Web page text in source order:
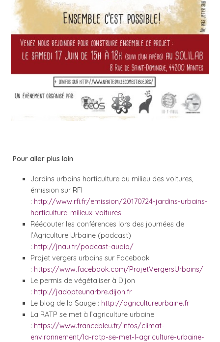
Pour aller plus loin
Jardins urbains horticulture au milieu des voitures,
émission sur RFI
: http://www.rfi.fr/emission/20170724-jardins-urbains-
horticulture-milieux-voitures
Réécouter les conférences lors des journées de
l’Agriculture Urbaine (podcast)
: http://jnau.fr/podcast-audio/
Projet vergers urbains sur Facebook
: https://www.facebook.com/ProjetVergersUrbains/
Le permis de végétaliser à Dijon
: http://jadopteunarbre.dijon.fr
Le blog de la Sauge : http://agricultureurbaine.fr
La RATP se met à l’agriculture urbaine
: https://www.francebleu.fr/infos/climat-
environnement/la-ratp-se-met-l-agriculture-urbaine-